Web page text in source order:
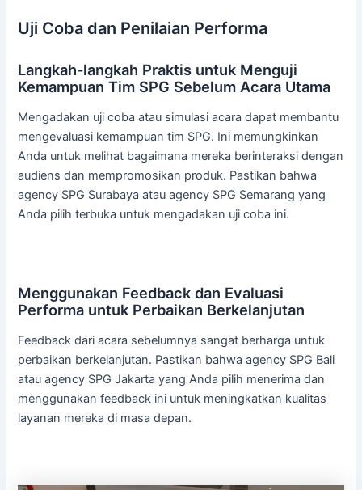
Uji Coba dan Penilaian Performa
Langkah-langkah Praktis untuk Menguji
Kemampuan Tim SPG Sebelum Acara Utama
Mengadakan uji coba atau simulasi acara dapat membantu
mengevaluasi kemampuan tim SPG. Ini memungkinkan
Anda untuk melihat bagaimana mereka berinteraksi dengan
audiens dan mempromosikan produk. Pastikan bahwa
agency SPG Surabaya atau agency SPG Semarang yang
Anda pilih terbuka untuk mengadakan uji coba ini.
Menggunakan Feedback dan Evaluasi
Performa untuk Perbaikan Berkelanjutan
Feedback dari acara sebelumnya sangat berharga untuk
perbaikan berkelanjutan. Pastikan bahwa agency SPG Bali
atau agency SPG Jakarta yang Anda pilih menerima dan
menggunakan feedback ini untuk meningkatkan kualitas
layanan mereka di masa depan.